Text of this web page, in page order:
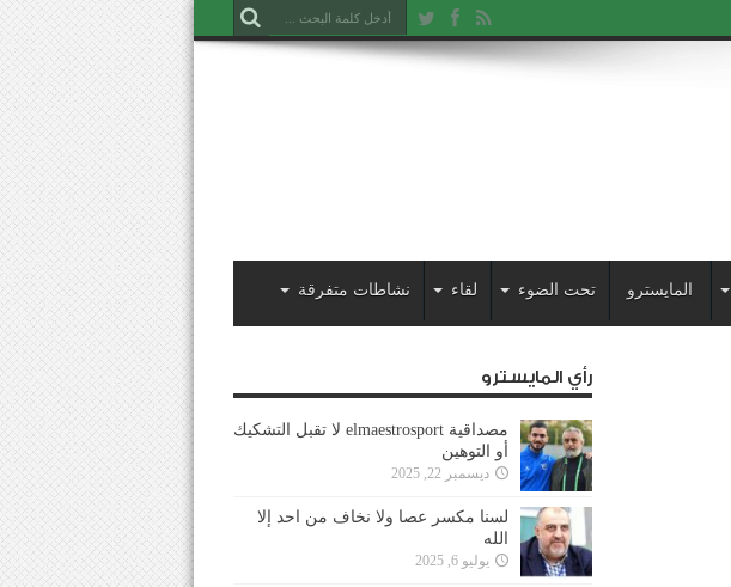
المايسترو تحت الضوء لقاء نشاطات متفرقة
رأي المايسترو
مصداقية elmaestrosport لا تقبل التشكيك
أو التوهين
ديسمبر 22, 2025
لسنا مكسر عصا ولا نخاف من احد إلا
الله
يوليو 6, 2025